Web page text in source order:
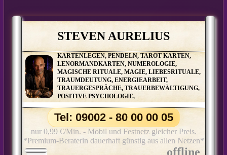
STEVEN AURELIUS
KARTENLEGEN, PENDELN, TAROT KARTEN,
LENORMANDKARTEN, NUMEROLOGIE,
MAGISCHE RITUALE, MAGIE, LIEBESRITUALE,
TRAUMDEUTUNG, ENERGIEARBEIT,
TRAUERGESPRÄCHE, TRAUERBEWÄLTIGUNG,
POSITIVE PSYCHOLOGIE,
Tel: 09002 - 80 00 00 05
nur 0,99 €/Min. - Mobil und Festnetz gleicher Preis.
*Premium-Beraterin dauerhaft günstig aus allen Netzen*